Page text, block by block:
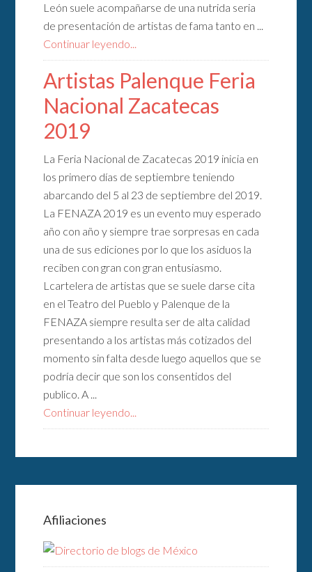
León suele acompañarse de una nutrida seria
de presentación de artistas de fama tanto en ...
Continuar leyendo...
Artistas Palenque Feria
Nacional Zacatecas
2019
La Feria Nacional de Zacatecas 2019 inicia en
los primero días de septiembre teniendo
abarcando del 5 al 23 de septiembre del 2019.
La FENAZA 2019 es un evento muy esperado
año con año y siempre trae sorpresas en cada
una de sus ediciones por lo que los asiduos la
reciben con gran con gran entusiasmo.
Lcartelera de artistas que se suele darse cita
en el Teatro del Pueblo y Palenque de la
FENAZA siempre resulta ser de alta calidad
presentando a los artistas más cotizados del
momento sin falta desde luego aquellos que se
podría decir que son los consentidos del
publico. A ...
Continuar leyendo...
Afiliaciones